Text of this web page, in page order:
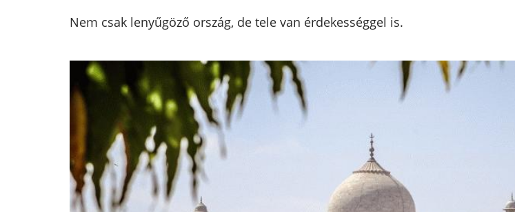
Nem csak lenyűgöző ország, de tele van érdekességgel is.